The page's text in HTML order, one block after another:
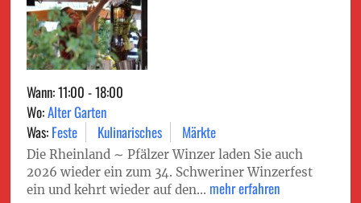
Wann: 11:00 - 18:00
Wo:Alter Garten
Was: Feste Kulinarisches Märkte
Die Rheinland ∼ Pfälzer Winzer laden Sie auch
2026 wieder ein zum 34. Schweriner Winzerfest
ein und kehrt wieder auf den... mehr erfahren